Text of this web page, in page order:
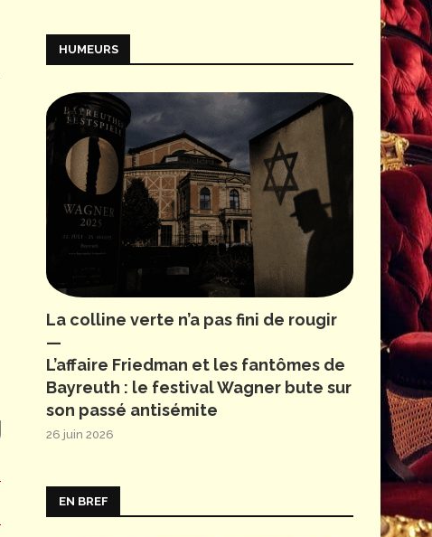
HUMEURS
La colline verte n’a pas fini de rougir
—
L’affaire Friedman et les fantômes de
Bayreuth : le festival Wagner bute sur
son passé antisémite
26 juin 2026
EN BREF